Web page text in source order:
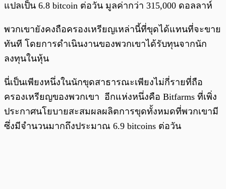
แปลเป็น 6.8 bitcoin ต่อวัน มูลค่ากว่า 315,000 ดอลลาห์
พวกเขายังคงถือครองเหรียญเหล่านี้ที่ขุดได้แทนที่จะขาย
ทันที โดยการดำเนินงานของพวกเขาได้รับทุนจากนัก
ลงทุนในหุ้น
นี่เป็นเพียงหนึ่งในนักขุดสาธารณะเพียงไม่กี่รายที่ถือ
ครองเหรียญของพวกเขา อีกแห่งหนึ่งคือ Bitfarms ที่เพิ่ง
ประกาศนโยบายสะสมผลผลิตการขุดทั้งหมดที่พวกเขามี
ซึ่งมีจำนวนมากถึงประมาณ 6.9 bitcoins ต่อวัน